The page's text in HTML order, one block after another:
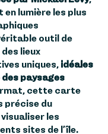
lumière les plus
outil de
lieux
uniques, idéales
paysages
cette carte
précise du
les
sites de l’île.